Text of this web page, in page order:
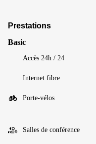
Prestations
Basic
Accès 24h / 24
Internet fibre
Porte-vélos
Salles de conférence